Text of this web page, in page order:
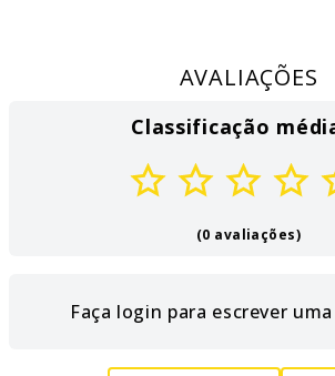
AVALIAÇÕES
Classificação
(0 avaliações)
Faça login para escrever